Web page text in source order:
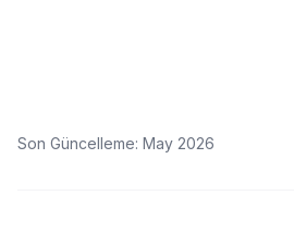
Son Güncelleme: May 2026